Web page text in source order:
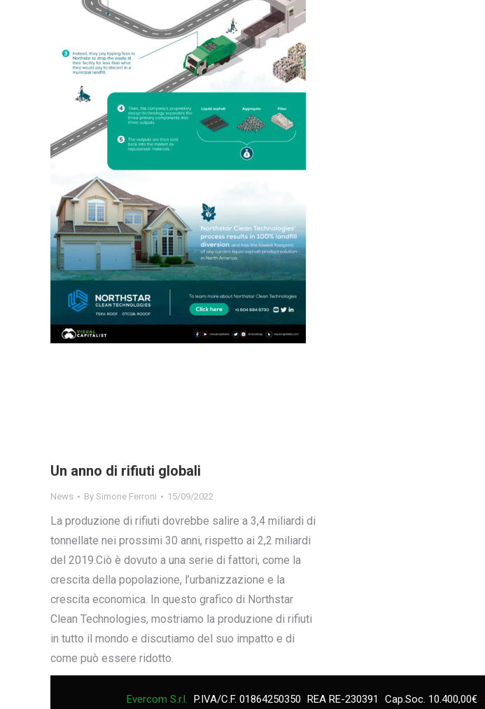
Un anno di rifiuti globali
News By Simone Ferroni 15/09/2022
La produzione di rifiuti dovrebbe salire a 3,4 miliardi di
tonnellate nei prossimi 30 anni, rispetto ai 2,2 miliardi
del 2019.Ciò è dovuto a una serie di fattori, come la
crescita della popolazione, l’urbanizzazione e la
crescita economica. In questo grafico di Northstar
Clean Technologies, mostriamo la produzione di rifiuti
in tutto il mondo e discutiamo del suo impatto e di
come può essere ridotto.
Evercom S.r.l. P.IVA/C.F. 01864250350 REA RE-230391 Cap.Soc. 10.400,00€